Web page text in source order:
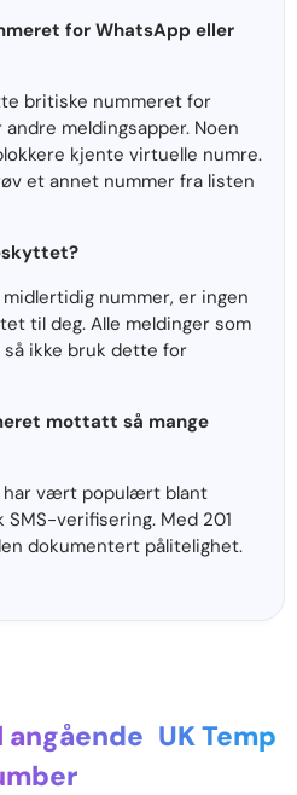
for WhatsApp eller
britiske nummeret for
meldingsapper. Noen
kjente virtuelle numre.
et annet nummer fra listen
nummer, er ingen
til deg. Alle meldinger som
så ikke bruk dette for
mottatt så mange
har vært populært blant
verifisering. Med 201
dokumentert pålitelighet.
angående UK Temp